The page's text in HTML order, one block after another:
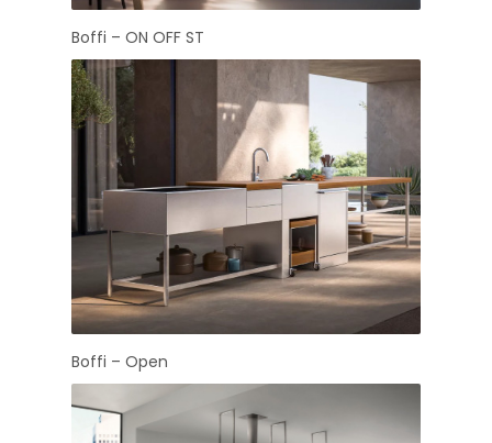
Boffi – ON OFF ST
Boffi – Open